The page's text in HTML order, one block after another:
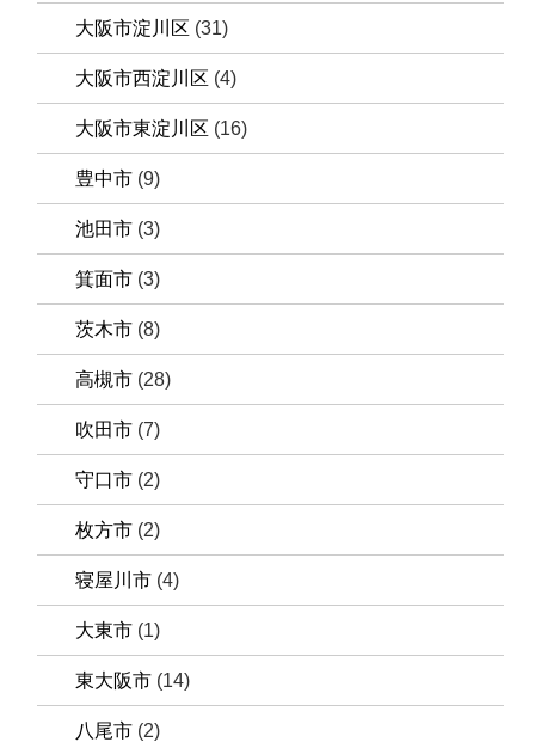
大阪市淀川区 (31)
大阪市西淀川区 (4)
大阪市東淀川区 (16)
豊中市 (9)
池田市 (3)
箕面市 (3)
茨木市 (8)
高槻市 (28)
吹田市 (7)
守口市 (2)
枚方市 (2)
寝屋川市 (4)
大東市 (1)
東大阪市 (14)
八尾市 (2)